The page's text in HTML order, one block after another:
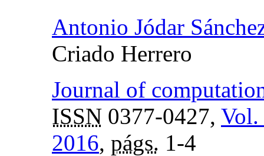
Antonio Jódar
Criado Herrero
Journal of
ISSN 0377-0427, Vol.
2016, págs. 1-4